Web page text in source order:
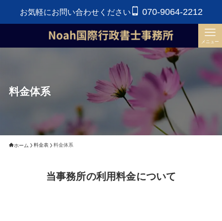
お気軽にお問い合わせください 070-9064-2212
メニュー
料金体系
ホーム 料金表 料金体系
当事務所の利用料金について